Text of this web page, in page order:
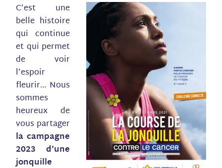
C’est une
belle histoire
qui continue
et qui permet
de voir
l’espoir
fleurir… Nous
sommes
heureux de
vous partager
la campagne
2023 d’une
jonquille